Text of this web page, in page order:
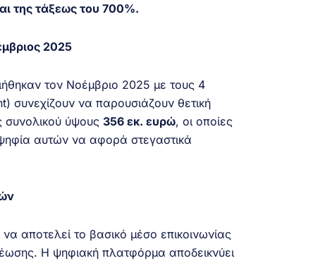
της τάξεως του 700%.
2025
τον Νοέμβριο 2025 με τους 4
συνεχίζουν να παρουσιάζουν θετική
συνολικού ύψους 356 εκ. ευρώ, οι οποίες
αυτών να αφορά στεγαστικά
αποτελεί το βασικό μέσο επικοινωνίας
Η ψηφιακή πλατφόρμα αποδεικνύει